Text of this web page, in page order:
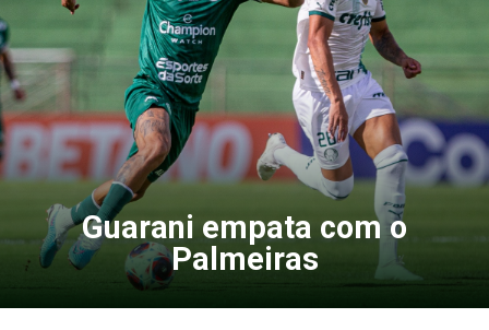
Guarani empata com o
Palmeiras
Futebol Profissional Guarani empata com o Palmeiras
Guarani empata com o
Palmeiras